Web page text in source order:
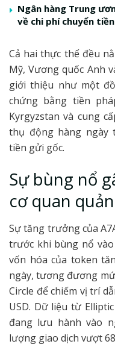
Ngân hàng Trung
về chi phí chuyển tiền
Cả hai thực thể đều
Mỹ, Vương quốc Anh
giới thiệu như một
chứng bằng tiền
Kyrgyzstan và cung
thụ động hàng ngày
tiền gửi gốc.
Sự bùng nổ
cơ quan
Sự tăng trưởng của
trước khi bùng nổ
vốn hóa của token
ngày, tương đương
Circle để chiếm vị trí
USD. Dữ liệu từ
đang lưu hành vào
lượng giao dịch vượt